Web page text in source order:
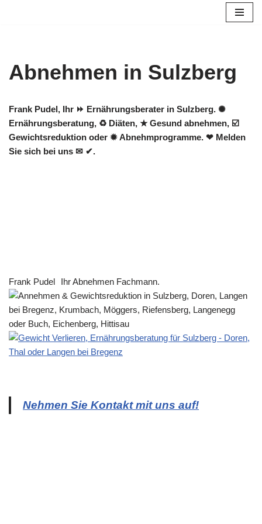
Abnehmen in Sulzberg
Frank Pudel, Ihr ⏩ Ernährungsberater in Sulzberg. ✺
Ernährungsberatung, ♻ Diäten, ★ Gesund abnehmen, ☑️
Gewichtsreduktion oder ✹ Abnehmprogramme. ❤ Melden
Sie sich bei uns ✉ ✔.
Frank Pudel Ihr Abnehmen Fachmann.
Nehmen Sie Kontakt mit uns auf!